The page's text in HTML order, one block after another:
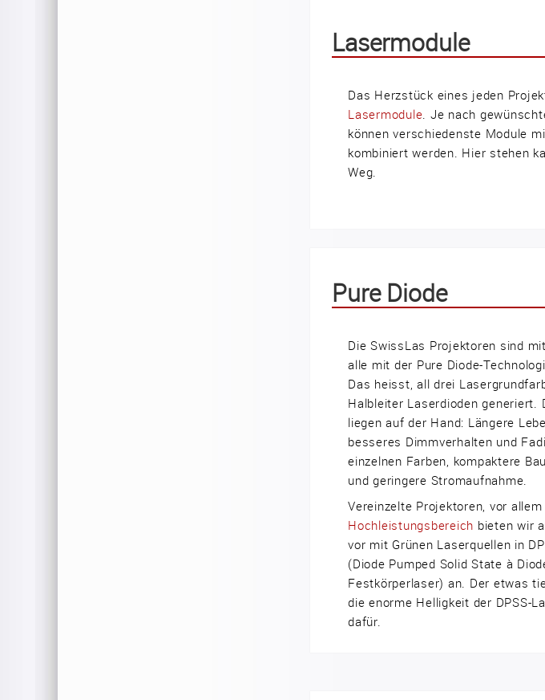
Lasermodule
Das Herzstück eines jeden
Lasermodule. Je nach
können verschiedenste Module
kombiniert werden. Hier stehen
Weg.
Pure Diode
Die SwissLas Projektoren sind
alle mit der Pure Diode-
Das heisst, all drei
Halbleiter Laserdioden generiert.
liegen auf der Hand: Längere
besseres Dimmverhalten und
einzelnen Farben, kompaktere
und geringere Stromaufnahme.
Vereinzelte Projektoren, vor
Hochleistungsbereich bieten wir
vor mit Grünen Laserquellen in
(Diode Pumped Solid State à
Festkörperlaser) an. Der etwas
die enorme Helligkeit der DPSS-
dafür.